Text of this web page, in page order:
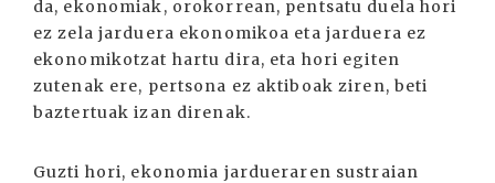
da, ekonomiak, orokorrean, pentsatu duela hori
ez zela jarduera ekonomikoa eta jarduera ez
ekonomikotzat hartu dira, eta hori egiten
zutenak ere, pertsona ez aktiboak ziren, beti
baztertuak izan direnak.
Guzti hori, ekonomia jardueraren sustraian